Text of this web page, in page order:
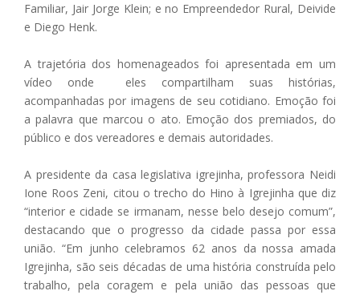
Familiar, Jair Jorge Klein; e no Empreendedor Rural, Deivide
e Diego Henk.
A trajetória dos homenageados foi apresentada em um
vídeo onde eles compartilham suas histórias,
acompanhadas por imagens de seu cotidiano. Emoção foi
a palavra que marcou o ato. Emoção dos premiados, do
público e dos vereadores e demais autoridades.
A presidente da casa legislativa igrejinha, professora Neidi
Ione Roos Zeni, citou o trecho do Hino à Igrejinha que diz
“interior e cidade se irmanam, nesse belo desejo comum”,
destacando que o progresso da cidade passa por essa
união. “Em junho celebramos 62 anos da nossa amada
Igrejinha, são seis décadas de uma história construída pelo
trabalho, pela coragem e pela união das pessoas que